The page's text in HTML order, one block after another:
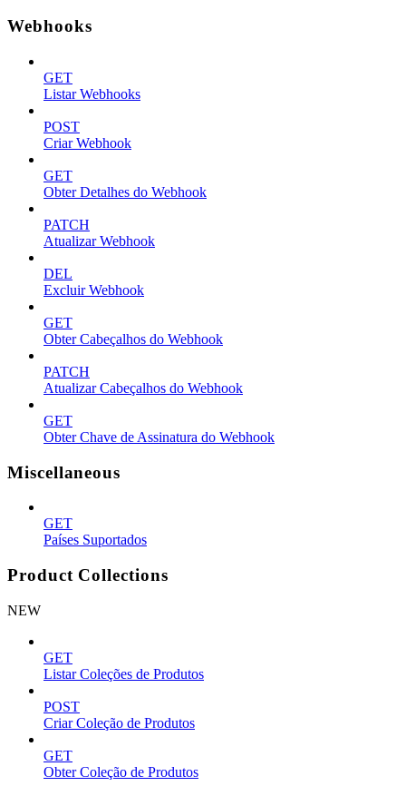
Webhooks
GET
Listar Webhooks
POST
Criar Webhook
GET
Obter Detalhes do Webhook
PATCH
Atualizar Webhook
DEL
Excluir Webhook
GET
Obter Cabeçalhos do Webhook
PATCH
Atualizar Cabeçalhos do Webhook
GET
Obter Chave de Assinatura do Webhook
Miscellaneous
GET
Países Suportados
Product Collections
NEW
GET
Listar Coleções de Produtos
POST
Criar Coleção de Produtos
GET
Obter Coleção de Produtos